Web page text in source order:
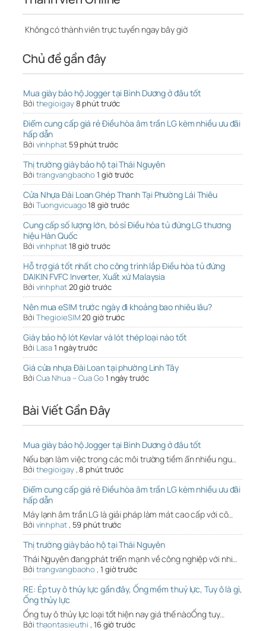
Không có thành viên trực tuyến ngay bây giờ
Chủ đề gần đây
Mua giày bảo hộ Jogger tại Bình Dương ở đâu tốt
Bởi thegioigay8 phút trước
Điểm cung cấp giá rẻ Điều hòa âm trần LG kèm nhiều ưu đãi
hấp dẫn
Bởi vinhphat 59 phút trước
Thị trường giày bảo hộ tại Thái Nguyên
Bởi trangvangbaoho 1 giờ trước
Cửa Nhựa Đài Loan Ghép Thanh Tại Phường Lái Thiêu
Bởi Tuongvicuago18 giờ trước
Cung cấp số lượng lớn, bỏ sỉ Điều hòa tủ đứng LG thương
hiệu Hàn Quốc
Bởi vinhphat18 giờ trước
Hỗ trợ giá tốt nhất cho công trình lắp Điều hòa tủ đứng
DAIKIN FVFC Inverter, Xuất xứ Malaysia
Bởi vinhphat20 giờ trước
Nên mua eSIM trước ngày đi khoảng bao nhiêu lâu?
Bởi ThegioieSIM20 giờ trước
Giày bảo hộ lót Kevlar và lót thép loại nào tốt
Bởi Lasa1 ngày trước
Giá cửa nhựa Đài Loan tại phường Linh Tây
Bởi Cua Nhua – Cua Go 1 ngày trước
Bài Viết Gần Đây
Mua giày bảo hộ Jogger tại Bình Dương ở đâu tốt
Nếu bạn làm việc trong các môi trường tiềm ẩn nhiều ngu…
Bởi thegioigay,8 phút trước
Điểm cung cấp giá rẻ Điều hòa âm trần LG kèm nhiều ưu đãi
hấp dẫn
Máy lạnh âm trần LG là giải pháp làm mát cao cấp với cô…
Bởi vinhphat, 59 phút trước
Thị trường giày bảo hộ tại Thái Nguyên
Thái Nguyên đang phát triển mạnh về công nghiệp với nhi…
Bởi trangvangbaoho , 1 giờ trước
RE: Ép tuy ô thủy lực gần đây, Ống mềm thuỷ lực, Tuy ô là gì,
Ống thủy lực
Ống tuy ô thủy lực loại tốt hiện nay giá thế nàoỐng tuy…
Bởi thaontasieuthi , 16 giờ trước